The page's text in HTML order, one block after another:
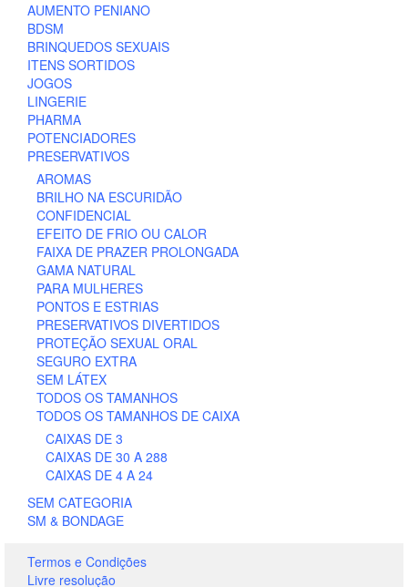
AUMENTO PENIANO
BDSM
BRINQUEDOS SEXUAIS
ITENS SORTIDOS
JOGOS
LINGERIE
PHARMA
POTENCIADORES
PRESERVATIVOS
AROMAS
BRILHO NA ESCURIDÃO
CONFIDENCIAL
EFEITO DE FRIO OU CALOR
FAIXA DE PRAZER PROLONGADA
GAMA NATURAL
PARA MULHERES
PONTOS E ESTRIAS
PRESERVATIVOS DIVERTIDOS
PROTEÇÃO SEXUAL ORAL
SEGURO EXTRA
SEM LÁTEX
TODOS OS TAMANHOS
TODOS OS TAMANHOS DE CAIXA
CAIXAS DE 3
CAIXAS DE 30 A 288
CAIXAS DE 4 A 24
SEM CATEGORIA
SM & BONDAGE
Termos e Condições
Livre resolução